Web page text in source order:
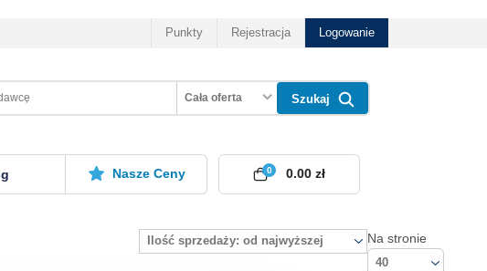
Punkty Rejestracja Logowanie
Cała oferta Szukaj
Nasze Ceny 0
0.00 zł
Ilość sprzedaży: od najwyższej Na stronie
40